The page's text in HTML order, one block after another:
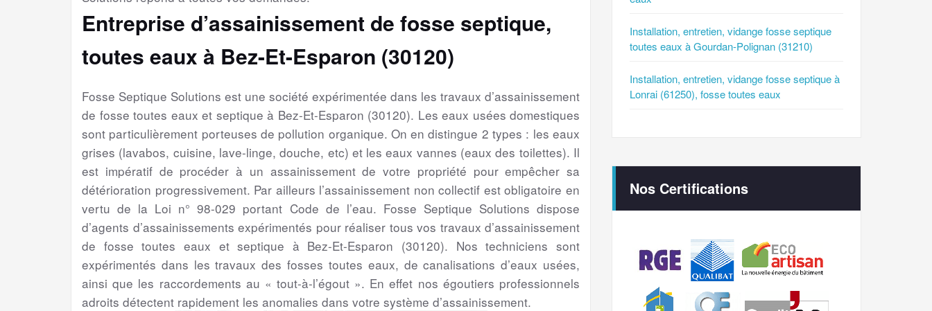
Entreprise d’assainissement de fosse septique,
toutes eaux à Bez-Et-Esparon (30120)
Fosse Septique Solutions est une société expérimentée dans les travaux d’assainissement
de fosse toutes eaux et septique à Bez-Et-Esparon (30120). Les eaux usées domestiques
sont particulièrement porteuses de pollution organique. On en distingue 2 types : les eaux
grises (lavabos, cuisine, lave-linge, douche, etc) et les eaux vannes (eaux des toilettes). Il
est impératif de procéder à un assainissement de votre propriété pour empêcher sa
détérioration progressivement. Par ailleurs l’assainissement non collectif est obligatoire en
vertu de la Loi n° 98-029 portant Code de l’eau. Fosse Septique Solutions dispose
d’agents d’assainissements expérimentés pour réaliser tous vos travaux d’assainissement
de fosse toutes eaux et septique à Bez-Et-Esparon (30120). Nos techniciens sont
expérimentés dans les travaux des fosses toutes eaux, de canalisations d’eaux usées,
ainsi que les raccordements au « tout-à-l’égout ». En effet nos égoutiers professionnels
adroits détectent rapidement les anomalies dans votre système d’assainissement.
Installation, entretien, vidange fosse septique
toutes eaux à Gourdan-Polignan (31210)
Installation, entretien, vidange fosse septique à
Lonrai (61250), fosse toutes eaux
Nos Certifications